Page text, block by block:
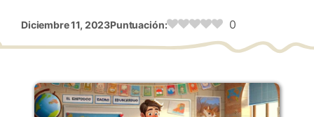
diciembre 11, 2023Puntuación: 0